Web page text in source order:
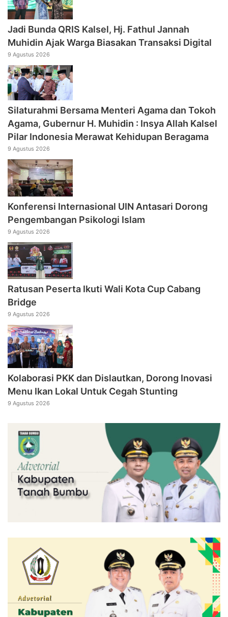
Jadi Bunda QRIS Kalsel, Hj. Fathul Jannah
Muhidin Ajak Warga Biasakan Transaksi Digital
9 Agustus 2026
Silaturahmi Bersama Menteri Agama dan Tokoh
Agama, Gubernur H. Muhidin : Insya Allah Kalsel
Pilar Indonesia Merawat Kehidupan Beragama
9 Agustus 2026
Konferensi Internasional UIN Antasari Dorong
Pengembangan Psikologi Islam
9 Agustus 2026
Ratusan Peserta Ikuti Wali Kota Cup Cabang
Bridge
9 Agustus 2026
Kolaborasi PKK dan Dislautkan, Dorong Inovasi
Menu Ikan Lokal Untuk Cegah Stunting
9 Agustus 2026